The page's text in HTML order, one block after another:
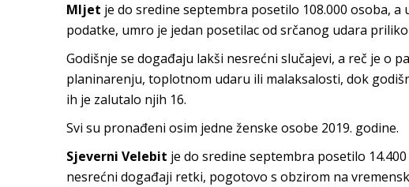
Mljet je do sredine septembra posetilo 108.000 osoba,
podatke, umro je jedan posetilac od srčanog udara
Godišnje se događaju lakši nesrećni slučajevi, a reč je o
planinarenju, toplotnom udaru ili malaksalosti, dok
ih je zalutalo njih 16.
Svi su pronađeni osim jedne ženske osobe 2019. godine.
Sjeverni Velebit je do sredine septembra posetilo
nesrećni događaji retki, pogotovo s obzirom na